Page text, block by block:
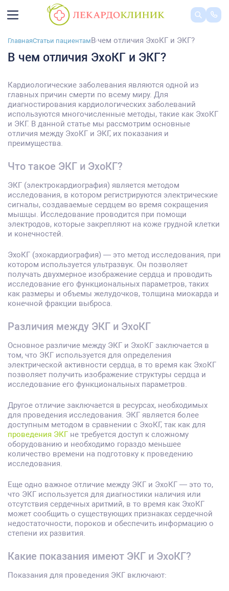
ГлавнаяСтатьи пациентамВ чем отличия ЭхоКГ и ЭКГ?
В чем отличия ЭхоКГ и ЭКГ?
Кардиологические заболевания являются одной из
главных причин смерти по всему миру. Для
диагностирования кардиологических заболеваний
используются многочисленные методы, такие как ЭхоКГ
и ЭКГ. В данной статье мы рассмотрим основные
отличия между ЭхоКГ и ЭКГ, их показания и
преимущества.
Что такое ЭКГ и ЭхоКГ?
ЭКГ (электрокардиография) является методом
исследования, в котором регистрируются электрические
сигналы, создаваемые сердцем во время сокращения
мышцы. Исследование проводится при помощи
электродов, которые закрепляют на коже грудной клетки
и конечностей.
ЭхоКГ (эхокардиография) — это метод исследования, при
котором используется ультразвук. Он позволяет
получать двухмерное изображение сердца и проводить
исследование его функциональных параметров, таких
как размеры и объемы желудочков, толщина миокарда и
конечной фракции выброса.
Различия между ЭКГ и ЭхоКГ
Основное различие между ЭКГ и ЭхоКГ заключается в
том, что ЭКГ используется для определения
электрической активности сердца, в то время как ЭхоКГ
позволяет получить изображение структуры сердца и
исследование его функциональных параметров.
Другое отличие заключается в ресурсах, необходимых
для проведения исследования. ЭКГ является более
доступным методом в сравнении с ЭхоКГ, так как для
проведения ЭКГ не требуется доступ к сложному
оборудованию и необходимо гораздо меньшее
количество времени на подготовку к проведению
исследования.
Еще одно важное отличие между ЭКГ и ЭхоКГ — это то,
что ЭКГ используется для диагностики наличия или
отсутствия сердечных аритмий, в то время как ЭхоКГ
может сообщить о существующих признаках сердечной
недостаточности, пороков и обеспечить информацию о
степени их развития.
Какие показания имеют ЭКГ и ЭхоКГ?
Показания для проведения ЭКГ включают: